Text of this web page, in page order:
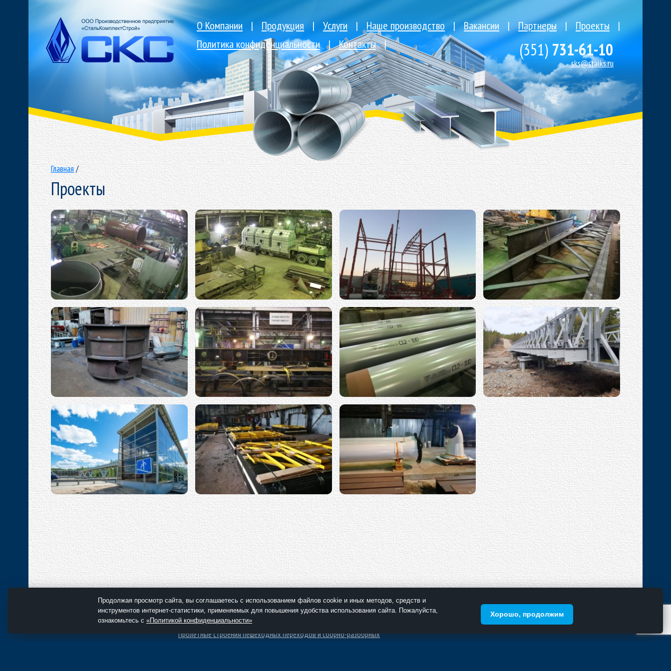
О Компании | Продукция | Услуги | Наше производство | Вакансии | Партнеры | Проекты
|
Политика конфиденциальности
| Контакты | (351) 731-61-10
sks@stalks.ru
Главная/
Проекты
Водопропускные трубы Газоходы Каркасы Мосты ВМ
Прочая продукция Рама шагающего экскаватора
Сборно-разборные мосты многократного
применения
Контрольная сборка моста
Пешеходный мост на трассе М1
Модульные напорные станции
"Роснефть"
Элементы трубопроводов дожимной КС
Строительные металлоконструкции
Металлоконструкции газоходов
Балка сварная
Пролётные строения пешеходных переходов и сборно-разборных
(351) 731-61-10
sks@stalks.ru
Комплексное продвижение -
Алькон
Продолжая просмотр сайта, вы соглашаетесь с использованием файлов cookie и иных методов, средств и
инструментов интернет-статистики, применяемых для повышения удобства использования сайта. Пожалуйста,
ознакомьтесь с «Политикой конфиденциальности»
Хорошо, продолжим